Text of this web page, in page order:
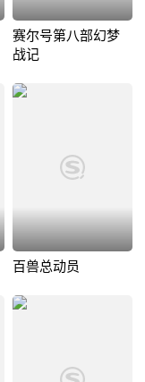
赛尔号第八部幻梦
战记
百兽总动员